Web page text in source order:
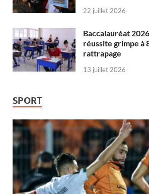
22 juillet 2026
Baccalauréat
réussite grimpe à
rattrapage
13 juillet 2026
SPORT